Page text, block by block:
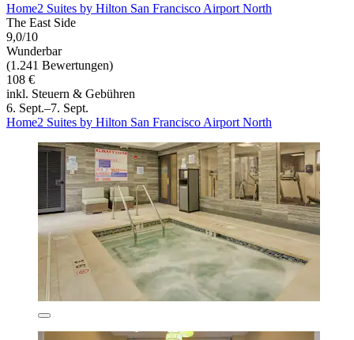
Home2 Suites by Hilton San Francisco Airport North
The East Side
9,0/10
Wunderbar
(1.241 Bewertungen)
108 €
inkl. Steuern & Gebühren
6. Sept.–7. Sept.
Home2 Suites by Hilton San Francisco Airport North